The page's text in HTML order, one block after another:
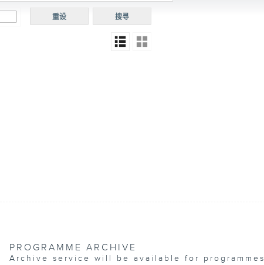
搜寻
重设
PROGRAMME ARCHIVE
Archive service will be available for programmes